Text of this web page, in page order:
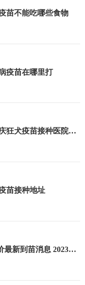
苗不能吃哪些食物
疫苗在哪里打
重庆九龙坡区哪里能接种狂犬疫苗 重庆狂犬疫苗接种医院名单一览
苗接种地址
2023垫江县桂阳社区卫生服务中心九价最新到苗消息 2023垫江县桂阳社区卫生服务中心九价预约流程